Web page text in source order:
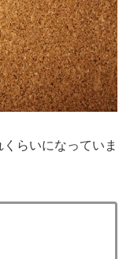
らいになっていま